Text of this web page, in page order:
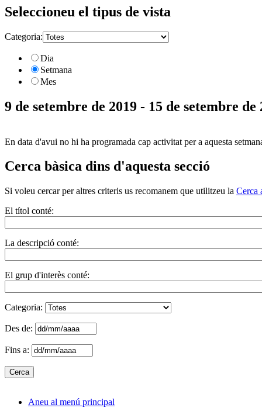
Seleccioneu el tipus de vista
Categoria:
Dia
Setmana
Mes
9 de setembre de 2019 - 15 de setembre de
En data d'avui no hi ha programada cap activitat per a aquesta
Cerca bàsica dins d'aquesta secció
Si voleu cercar per altres criteris us recomanem que utilitzeu la Cerca
El títol conté:
La descripció conté:
El grup d'interès conté:
Categoria:
Des de:
Fins a:
Aneu al menú principal